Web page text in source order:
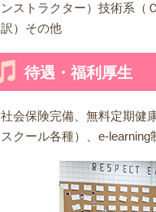
ンストラクター）技術系（
訳）その他
待遇・福利厚生
社会保険完備、無料定期健
スクール各種）、e-learning